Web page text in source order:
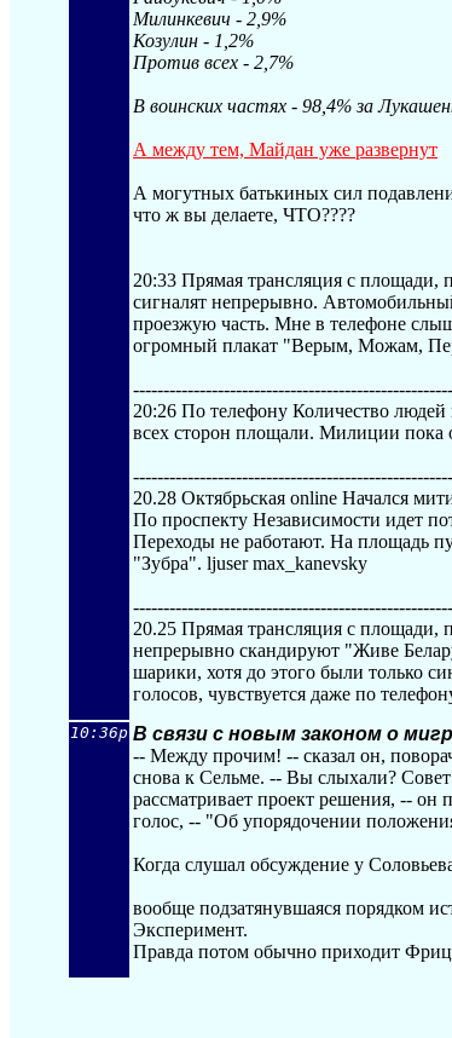
Милинкевич - 2,9%
Козулин - 1,2%
Против всех - 2,7%
В воинских частях - 98,4% за
А между тем, Майдан уже развернут
А могутных батькиных сил
что ж вы делаете, ЧТО????
20:33 Прямая трансляция с
сигналят непрерывно.
проезжую часть. Мне в телефоне
огромный плакат "Верым, Можам,
----------------------------------------
20:26 По телефону Количество
всех сторон площали. Милиции пока
----------------------------------------
20.28 Октябрьская online Начался
По проспекту Независимости идет
Переходы не работают. На площадь
"Зубра". ljuser max_kanevsky
----------------------------------------
20.25 Прямая трансляция с площади,
непрерывно скандируют "Живе
шарики, хотя до этого были только
голосов, чувствуется даже по
10:36p В связи с новым законом о
-- Между прочим! -- сказал он,
снова к Сельме. -- Вы слыхали?
рассматривает проект решения, -- он
голос, -- "Об упорядочении
Когда слушал обсуждение у
вообще подзатянувшаяся порядком
Эксперимент.
Правда потом обычно приходит Фриц